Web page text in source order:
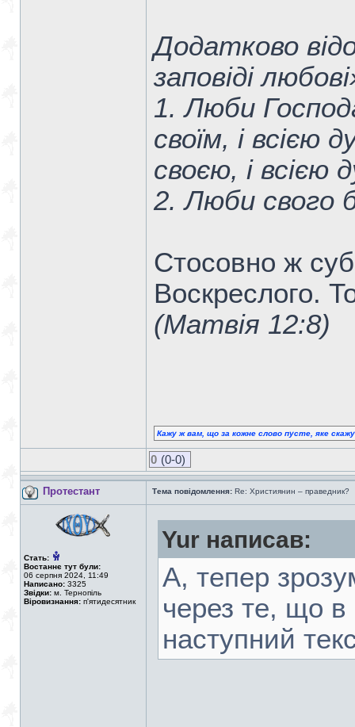
Додатково
заповіді
1. Люби
своїм, і всією
своєю, і всією
2. Люби свого
Стосовно ж
Воскреслого.
(Матвія 12:8)
Кажу ж вам, що за кожне слово пусте, яке
0 (0-0)
Протестант Тема повідомлення: Re: Християнин – праведник?
Стать:
Востаннє тут були:
06 серпня 2024, 11:49
Написано: 3325
Звідки: м. Тернопіль
Віровизнання: п'ятидесятник
Yur написав:
А, тепер
через те, що в
наступний